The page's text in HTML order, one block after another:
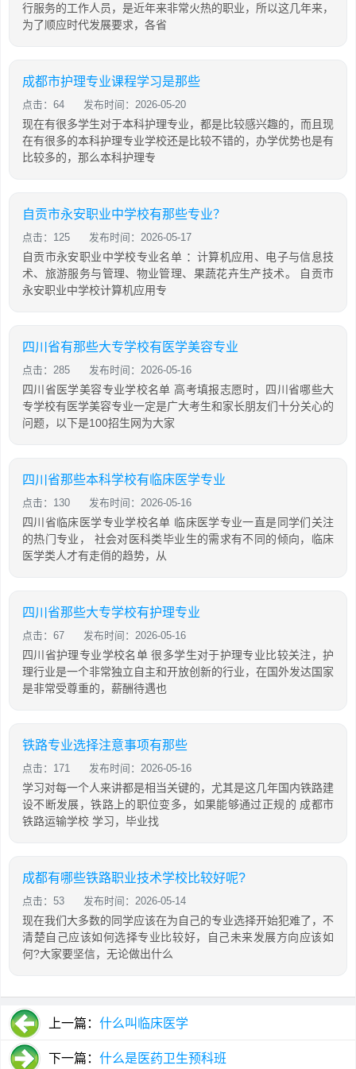
行服务的工作人员，是近年来非常火热的职业，所以这几年来，
为了顺应时代发展要求，各省
成都市护理专业课程学习是那些
点击：64 发布时间：2026-05-20
现在有很多学生对于本科护理专业，都是比较感兴趣的，而且现
在有很多的本科护理专业学校还是比较不错的，办学优势也是有
比较多的，那么本科护理专
自贡市永安职业中学校有那些专业？
点击：125 发布时间：2026-05-17
自贡市永安职业中学校专业名单 ：计算机应用、电子与信息技
术、旅游服务与管理、物业管理、果蔬花卉生产技术。 自贡市
永安职业中学校计算机应用专
四川省有那些大专学校有医学美容专业
点击：285 发布时间：2026-05-16
四川省医学美容专业学校名单 高考填报志愿时，四川省哪些大
专学校有医学美容专业一定是广大考生和家长朋友们十分关心的
问题，以下是100招生网为大家
四川省那些本科学校有临床医学专业
点击：130 发布时间：2026-05-16
四川省临床医学专业学校名单 临床医学专业一直是同学们关注
的热门专业， 社会对医科类毕业生的需求有不同的倾向，临床
医学类人才有走俏的趋势，从
四川省那些大专学校有护理专业
点击：67 发布时间：2026-05-16
四川省护理专业学校名单 很多学生对于护理专业比较关注，护
理行业是一个非常独立自主和开放创新的行业，在国外发达国家
是非常受尊重的，薪酬待遇也
铁路专业选择注意事项有那些
点击：171 发布时间：2026-05-16
学习对每一个人来讲都是相当关键的，尤其是这几年国内铁路建
设不断发展，铁路上的职位变多，如果能够通过正规的 成都市
铁路运输学校 学习，毕业找
成都有哪些铁路职业技术学校比较好呢?
点击：53 发布时间：2026-05-14
现在我们大多数的同学应该在为自己的专业选择开始犯难了，不
清楚自己应该如何选择专业比较好，自己未来发展方向应该如
何?大家要坚信，无论做出什么
上一篇： 什么叫临床医学
下一篇： 什么是医药卫生预科班